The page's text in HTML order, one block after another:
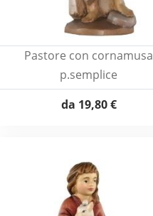
Pastore con cornamusa
p.semplice
da 19,80 €